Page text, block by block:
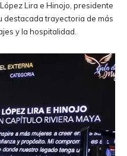
Lira e Hinojo, presidente
destacada trayectoria de más
y la hospitalidad.